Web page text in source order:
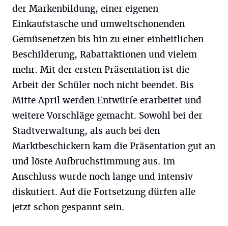
der Markenbildung, einer eigenen
Einkaufstasche und umweltschonenden
Gemüsenetzen bis hin zu einer einheitlichen
Beschilderung, Rabattaktionen und vielem
mehr. Mit der ersten Präsentation ist die
Arbeit der Schüler noch nicht beendet. Bis
Mitte April werden Entwürfe erarbeitet und
weitere Vorschläge gemacht. Sowohl bei der
Stadtverwaltung, als auch bei den
Marktbeschickern kam die Präsentation gut an
und löste Aufbruchstimmung aus. Im
Anschluss wurde noch lange und intensiv
diskutiert. Auf die Fortsetzung dürfen alle
jetzt schon gespannt sein.